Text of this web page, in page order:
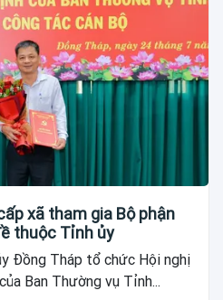
xã tham gia Bộ phận
thuộc Tỉnh ủy
Đồng Tháp tổ chức Hội nghị
Ban Thường vụ Tỉnh...